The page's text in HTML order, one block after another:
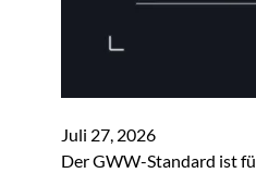
Juli 27, 2026
Der GWW-Standard ist